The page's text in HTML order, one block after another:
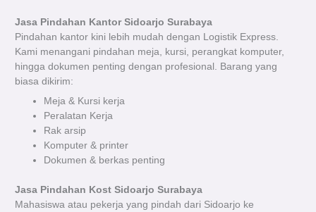
Jasa Pindahan Kantor Sidoarjo Surabaya
Pindahan kantor kini lebih mudah dengan Logistik Express.
Kami menangani pindahan meja, kursi, perangkat komputer,
hingga dokumen penting dengan profesional. Barang yang
biasa dikirim:
Meja & Kursi kerja
Peralatan Kerja
Rak arsip
Komputer & printer
Dokumen & berkas penting
Jasa Pindahan Kost Sidoarjo Surabaya
Mahasiswa atau pekerja yang pindah dari Sidoarjo ke